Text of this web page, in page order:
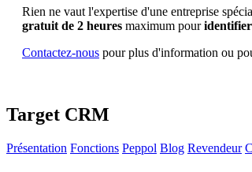
Rien ne vaut l'expertise d'une entreprise
gratuit de 2 heures maximum pouridentifier
Contactez-nous pour plus d'information ou
Target CRM
Présentation Fonctions Peppol Blog Revendeur